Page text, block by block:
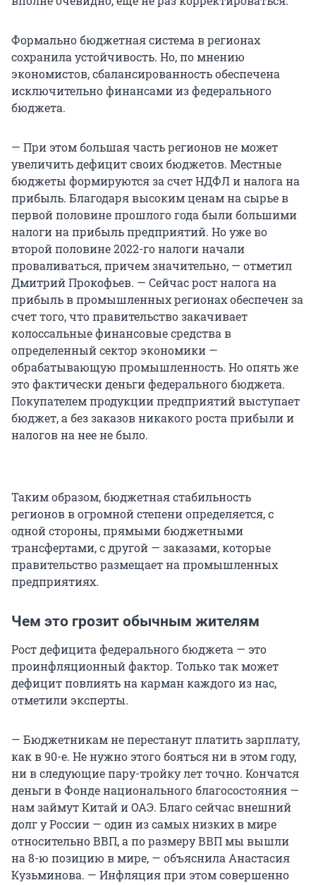
Формально бюджетная система в регионах
сохранила устойчивость. Но, по мнению
экономистов, сбалансированность обеспечена
исключительно финансами из федерального
бюджета.
— При этом большая часть регионов не может
увеличить дефицит своих бюджетов. Местные
бюджеты формируются за счет НДФЛ и налога на
прибыль. Благодаря высоким ценам на сырье в
первой половине прошлого года были большими
налоги на прибыль предприятий. Но уже во
второй половине 2022-го налоги начали
проваливаться, причем значительно, — отметил
Дмитрий Прокофьев. — Сейчас рост налога на
прибыль в промышленных регионах обеспечен за
счет того, что правительство закачивает
колоссальные финансовые средства в
определенный сектор экономики —
обрабатывающую промышленность. Но опять же
это фактически деньги федерального бюджета.
Покупателем продукции предприятий выступает
бюджет, а без заказов никакого роста прибыли и
налогов на нее не было.
Таким образом, бюджетная стабильность
регионов в огромной степени определяется, с
одной стороны, прямыми бюджетными
трансфертами, с другой — заказами, которые
правительство размещает на промышленных
предприятиях.
Чем это грозит обычным жителям
Рост дефицита федерального бюджета — это
проинфляционный фактор. Только так может
дефицит повлиять на карман каждого из нас,
отметили эксперты.
— Бюджетникам не перестанут платить зарплату,
как в 90-е. Не нужно этого бояться ни в этом году,
ни в следующие пару-тройку лет точно. Кончатся
деньги в Фонде национального благосостояния —
нам займут Китай и ОАЭ. Благо сейчас внешний
долг у России — один из самых низких в мире
относительно ВВП, а по размеру ВВП мы вышли
на 8-ю позицию в мире, — объяснила Анастасия
Кузьминова. — Инфляция при этом совершенно